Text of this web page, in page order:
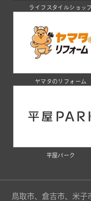
ライフスタイルショッ
ヤマタのリフォーム
平屋パーク
鳥取市、倉吉市、米子